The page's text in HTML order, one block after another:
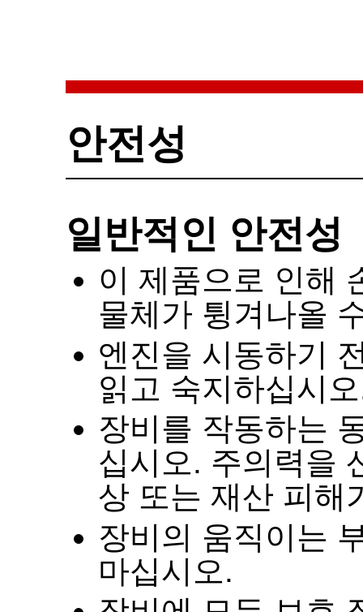
안전성
일반적인 안전성
이 제품으로 인해
물체가 튕겨나올
엔진을 시동하기
읽고 숙지하십시오
장비를 작동하는
십시오. 주의력을
상 또는 재산 피해
장비의 움직이는
마십시오.